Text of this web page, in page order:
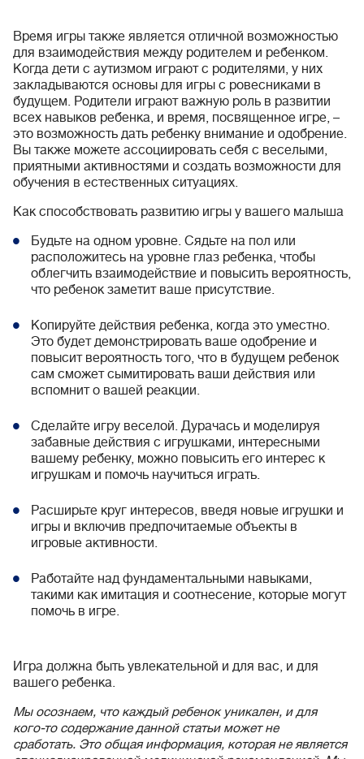
Время игры также является отличной возможностью
для взаимодействия между родителем и ребенком.
Когда дети с аутизмом играют с родителями, у них
закладываются основы для игры с ровесниками в
будущем. Родители играют важную роль в развитии
всех навыков ребенка, и время, посвященное игре, –
это возможность дать ребенку внимание и одобрение.
Вы также можете ассоциировать себя с веселыми,
приятными активностями и создать возможности для
обучения в естественных ситуациях.
Как способствовать развитию игры у вашего малыша
Будьте на одном уровне. Сядьте на пол или
расположитесь на уровне глаз ребенка, чтобы
облегчить взаимодействие и повысить вероятность,
что ребенок заметит ваше присутствие.
Копируйте действия ребенка, когда это уместно.
Это будет демонстрировать ваше одобрение и
повысит вероятность того, что в будущем ребенок
сам сможет сымитировать ваши действия или
вспомнит о вашей реакции.
Сделайте игру веселой. Дурачась и моделируя
забавные действия с игрушками, интересными
вашему ребенку, можно повысить его интерес к
игрушкам и помочь научиться играть.
Расширьте круг интересов, введя новые игрушки и
игры и включив предпочитаемые объекты в
игровые активности.
Работайте над фундаментальными навыками,
такими как имитация и соотнесение, которые могут
помочь в игре.
Игра должна быть увлекательной и для вас, и для
вашего ребенка.
Мы осознаем, что каждый ребенок уникален, и для
кого-то содержание данной статьи может не
сработать. Это общая информация, которая не является